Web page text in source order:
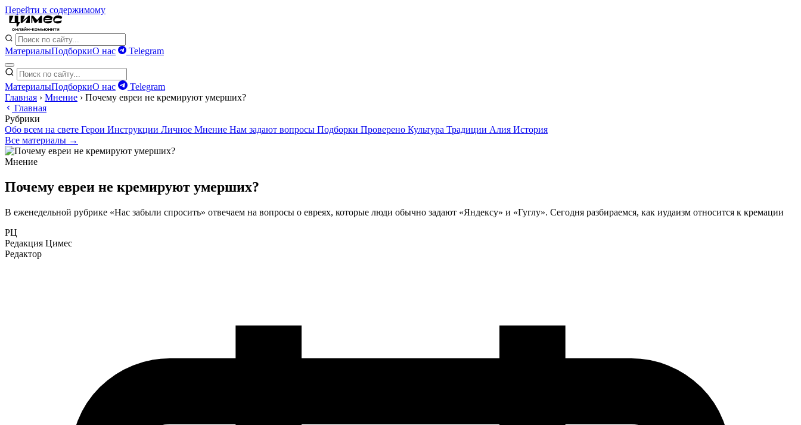
Перейти к содержимому
МатериалыПодборкиО нас Telegram
МатериалыПодборкиО нас
Telegram
Главная › Мнение › Почему евреи не кремируют умерших?
Главная
Рубрики
Обо всем на свете Герои Инструкции Личное Мнение Нам задают вопросы Подборки Проверено Культура Традиции Алия История
Все материалы →
Мнение
Почему евреи не кремируют умерших?
В еженедельной рубрике «Нас забыли спросить» отвечаем на вопросы о евреях, которые люди обычно задают «Яндексу» и «Гуглу». Сегодня разбираемся, как иудаизм относится к кремации
РЦ
Редакция Цимес
Редактор